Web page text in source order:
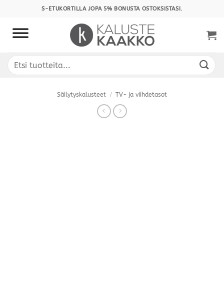
content
S-ETUKORTILLA JOPA 5% BONUSTA OSTOKSISTASI.
Etsi:
Säilytyskalusteet / TV- ja viihdetasot